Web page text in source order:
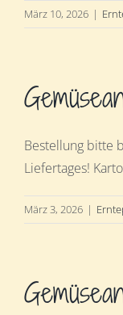
März 10, 2026 |
Bestellung bitte
Liefertages!
März 3, 2026 |